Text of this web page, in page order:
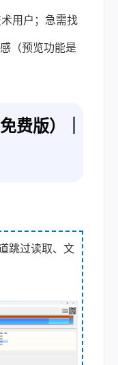
用户；急需找
（预览功能是
费版）｜
跳过读取、文